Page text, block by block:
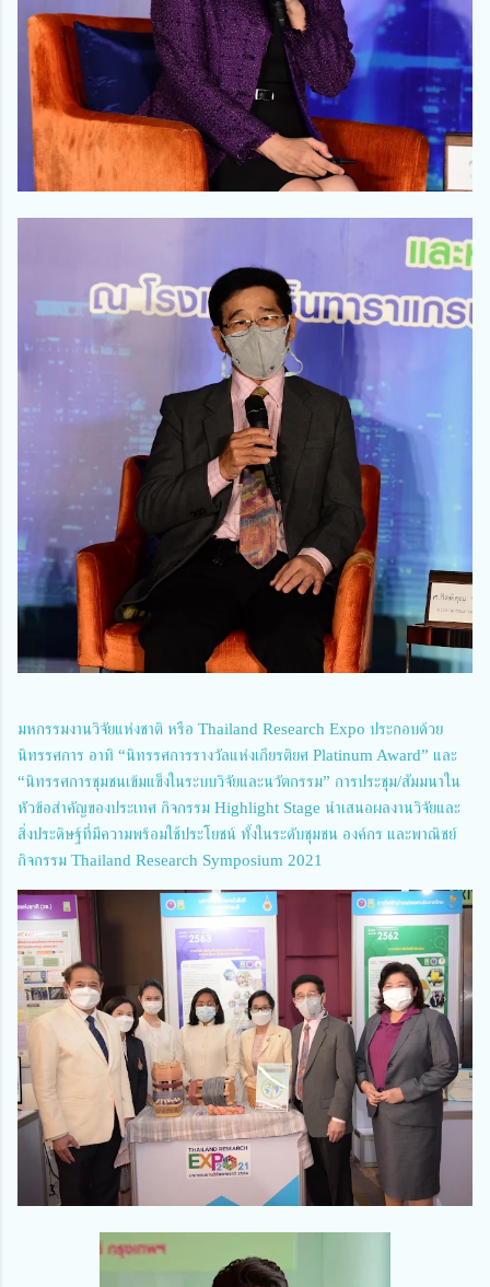
มหกรรมงานวิจัยแห่งชาติ หรือ Thailand Research Expo ประกอบด้วย
นิทรรศการ อาทิ “นิทรรศการรางวัลแห่งเกียรติยศ Platinum Award” และ
“นิทรรศการชุมชนเข้มแข็งในระบบวิจัยและนวัตกรรม” การประชุม/สัมมนาใน
หัวข้อสำคัญของประเทศ กิจกรรม Highlight Stage นำเสนอผลงานวิจัยและ
สิ่งประดิษฐ์ที่มีความพร้อมใช้ประโยชน์ ทั้งในระดับชุมชน องค์กร และพาณิชย์
กิจกรรม Thailand Research Symposium 2021